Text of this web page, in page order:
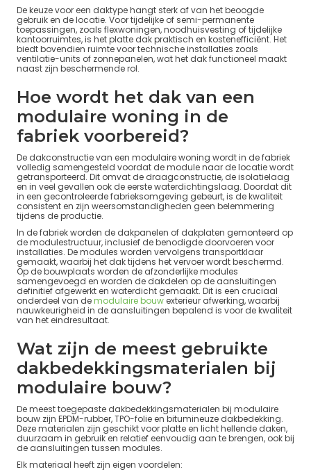
De keuze voor een daktype hangt sterk af van het beoogde
gebruik en de locatie. Voor tijdelijke of semi-permanente
toepassingen, zoals flexwoningen, noodhuisvesting of tijdelijke
kantoorruimtes, is het platte dak praktisch en kostenefficiënt. Het
biedt bovendien ruimte voor technische installaties zoals
ventilatie-units of zonnepanelen, wat het dak functioneel maakt
naast zijn beschermende rol.
Hoe wordt het dak van een
modulaire woning in de
fabriek voorbereid?
De dakconstructie van een modulaire woning wordt in de fabriek
volledig samengesteld voordat de module naar de locatie wordt
getransporteerd. Dit omvat de draagconstructie, de isolatielaag
en in veel gevallen ook de eerste waterdichtingslaag. Doordat dit
in een gecontroleerde fabrieksomgeving gebeurt, is de kwaliteit
consistent en zijn weersomstandigheden geen belemmering
tijdens de productie.
In de fabriek worden de dakpanelen of dakplaten gemonteerd op
de modulestructuur, inclusief de benodigde doorvoeren voor
installaties. De modules worden vervolgens transportklaar
gemaakt, waarbij het dak tijdens het vervoer wordt beschermd.
Op de bouwplaats worden de afzonderlijke modules
samengevoegd en worden de dakdelen op de aansluitingen
definitief afgewerkt en waterdicht gemaakt. Dit is een cruciaal
onderdeel van demodulaire bouw exterieur afwerking, waarbij
nauwkeurigheid in de aansluitingen bepalend is voor de kwaliteit
van het eindresultaat.
Wat zijn de meest gebruikte
dakbedekkingsmaterialen bij
modulaire bouw?
De meest toegepaste dakbedekkingsmaterialen bij modulaire
bouw zijn EPDM-rubber, TPO-folie en bitumineuze dakbedekking.
Deze materialen zijn geschikt voor platte en licht hellende daken,
duurzaam in gebruik en relatief eenvoudig aan te brengen, ook bij
de aansluitingen tussen modules.
Elk materiaal heeft zijn eigen voordelen: